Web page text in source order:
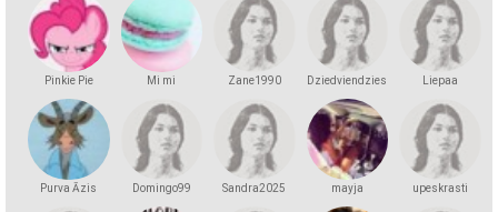
Pinkie Pie Mi mi Zane1990 Dziedviendziesmiņa Liepaa
Purva Āzis Domingo99 Sandra2025 mayja upeskrasti